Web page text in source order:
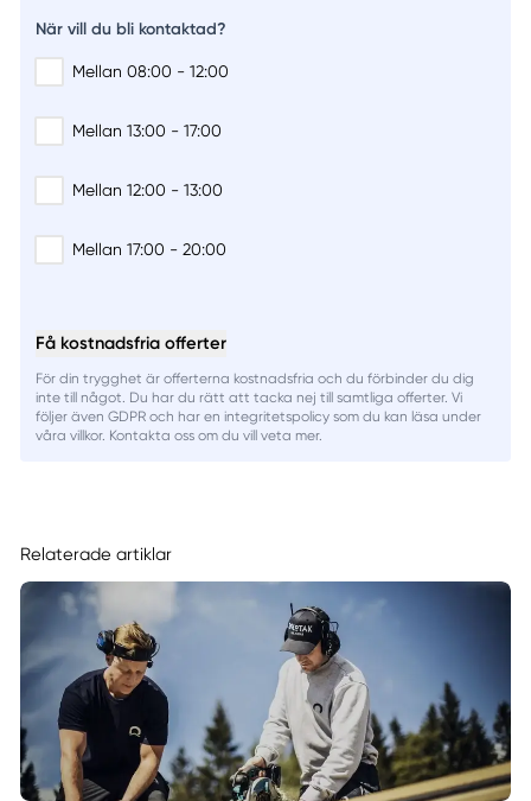
När vill du bli kontaktad?
Mellan 08:00 - 12:00
Mellan 13:00 - 17:00
Mellan 12:00 - 13:00
Mellan 17:00 - 20:00
Få kostnadsfria offerter
För din trygghet är offerterna kostnadsfria och du förbinder du dig
inte till något. Du har du rätt att tacka nej till samtliga offerter. Vi
följer även GDPR och har en integritetspolicy som du kan läsa under
våra villkor. Kontakta oss om du vill veta mer.
Relaterade artiklar